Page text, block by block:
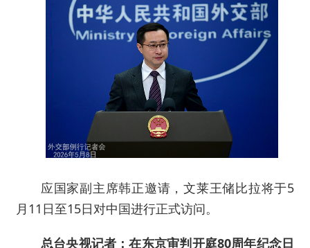
应国家副主席韩正邀请，文莱王储比拉将于5
月11日至15日对中国进行正式访问。
总台央视记者：在东京审判开庭80周年纪念日